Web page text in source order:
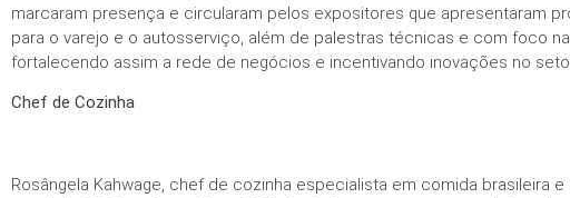
marcaram presença e circularam pelos expositores que apresentaram
para o varejo e o autosserviço, além de palestras técnicas e com foco
fortalecendo assim a rede de negócios e incentivando inovações no
Chef de Cozinha
Rosângela Kahwage, chef de cozinha especialista em comida brasileira